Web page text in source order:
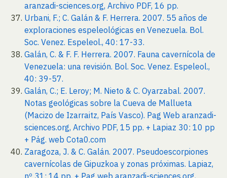
aranzadi-sciences.org, Archivo PDF, 16 pp.
Urbani, F.; C. Galán & F. Herrera. 2007. 55 años de
exploraciones espeleológicas en Venezuela. Bol.
Soc. Venez. Espeleol., 40: 17-33.
Galán, C. & F. F. Herrera. 2007. Fauna cavernícola de
Venezuela: una revisión. Bol. Soc. Venez. Espeleol.,
40: 39-57.
Galán, C.; E. Leroy; M. Nieto & C. Oyarzabal. 2007.
Notas geológicas sobre la Cueva de Mallueta
(Macizo de Izarraitz, País Vasco). Pag Web aranzadi-
sciences.org, Archivo PDF, 15 pp. + Lapiaz 30: 10 pp
+ Pág. web Cota0.com
Zaragoza, J. & C. Galán. 2007. Pseudoescorpiones
cavernícolas de Gipuzkoa y zonas próximas. Lapiaz,